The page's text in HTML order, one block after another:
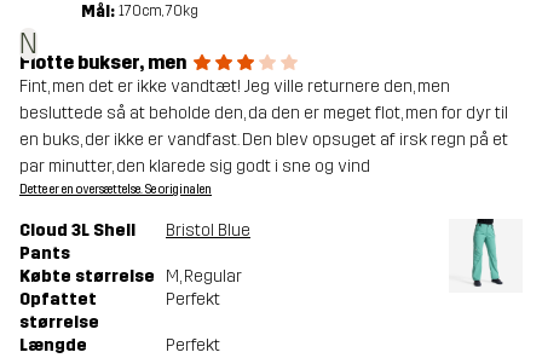
N
Mål: 170cm, 70kg
Flotte bukser, men
Fint, men det er ikke vandtæt! Jeg ville returnere den, men
besluttede så at beholde den, da den er meget flot, men for dyr til
en buks, der ikke er vandfast. Den blev opsuget af irsk regn på et
par minutter, den klarede sig godt i sne og vind
Dette er en oversættelse. Se originalen
Cloud 3L Shell
Pants
Bristol Blue
Købte størrelse M, Regular
Opfattet
størrelse
Perfekt
Længde Perfekt